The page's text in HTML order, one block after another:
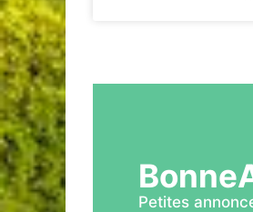
Petites